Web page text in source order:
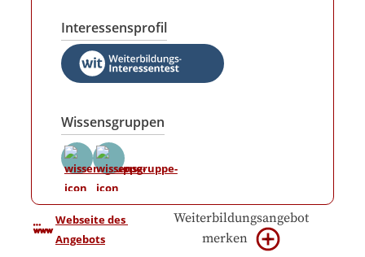
Interessensprofil
Wissensgruppen
Webseite des
Angebots
Weiterbildungsangebot
merken